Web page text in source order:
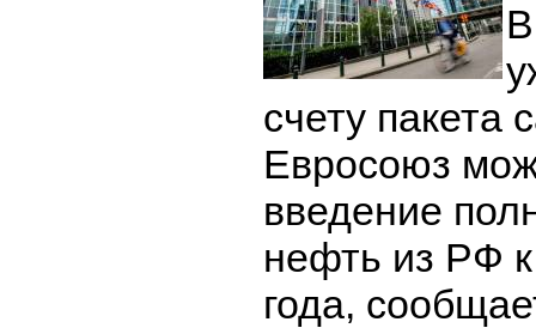
счету пакета
Евросоюз
введение
нефть из РФ к
года,